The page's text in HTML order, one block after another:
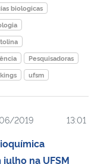
biologicas
Pesquisadoras
ufsm
2019 13:01
na UFSM